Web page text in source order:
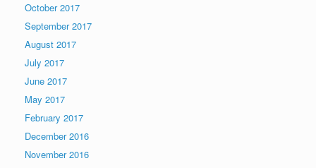
October 2017
September 2017
August 2017
July 2017
June 2017
May 2017
February 2017
December 2016
November 2016